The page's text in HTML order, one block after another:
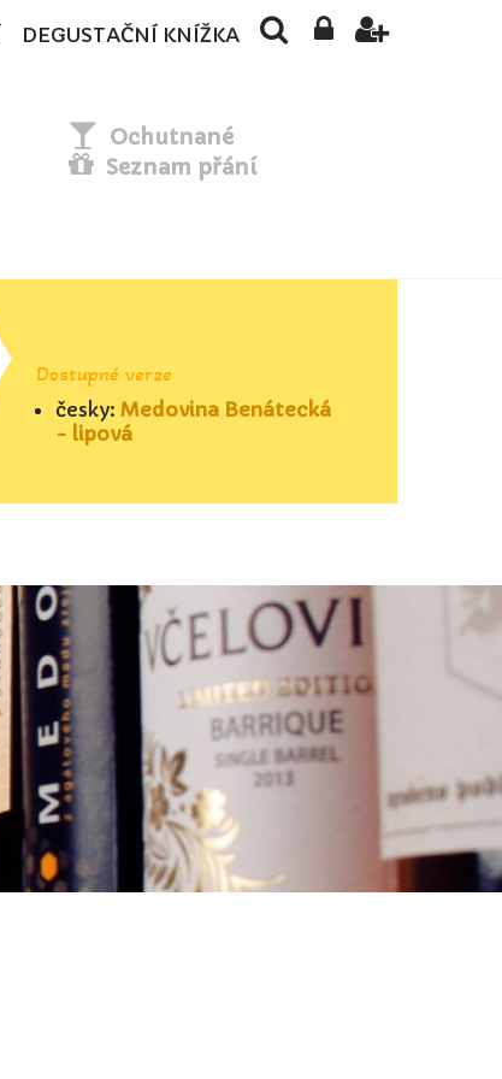
DEGUSTAČNÍ KNÍŽKA
Ochutnané
Seznam přání
Dostupné verze
česky: Medovina Benátecká
- lipová